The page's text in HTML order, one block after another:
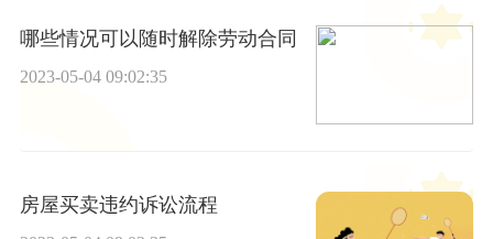
哪些情况可以随时解除劳动合同
2023-05-04 09:02:35
房屋买卖违约诉讼流程